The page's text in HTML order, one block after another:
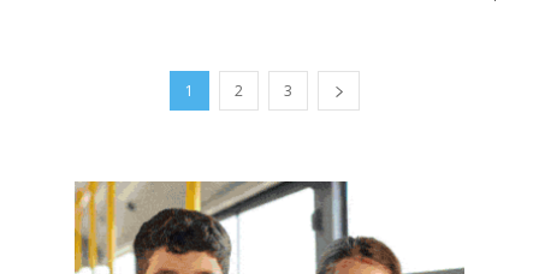
1 2 3